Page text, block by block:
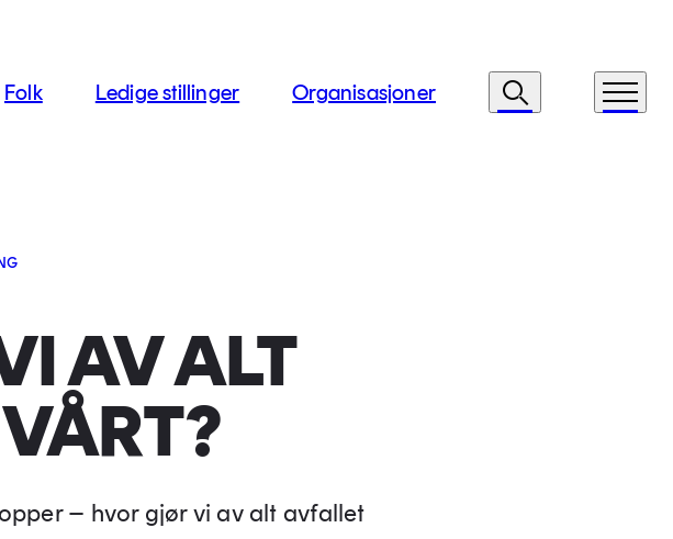
Folk Ledige stillinger Organisasjoner Søk Meny
AV ALT
– hvor gjør vi av alt avfallet